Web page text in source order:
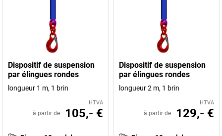
Dispositif de suspension
par élingues rondes
longueur 1 m, 1 brin
HTVA
à partir de 105,- €
Dispositif de suspension
par élingues rondes
longueur 2 m, 1 brin
HTVA
à partir de 129,- €